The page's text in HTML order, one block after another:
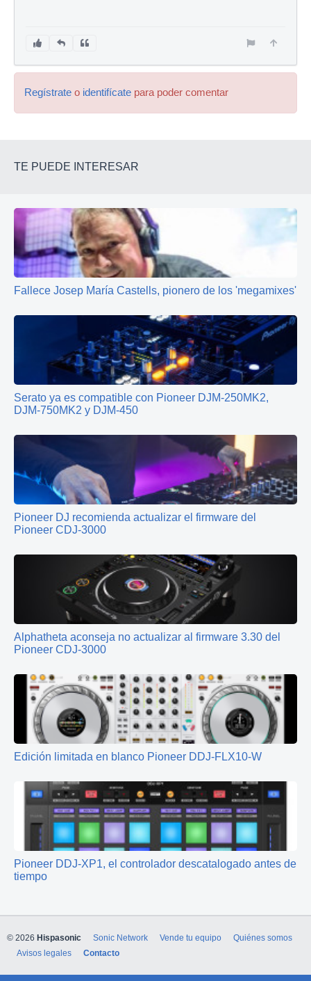
Regístrate o identifícate para poder comentar
TE PUEDE INTERESAR
Fallece Josep María Castells, pionero de los 'megamixes'
Serato ya es compatible con Pioneer DJM-250MK2,
DJM-750MK2 y DJM-450
Pioneer DJ recomienda actualizar el firmware del
Pioneer CDJ-3000
Alphatheta aconseja no actualizar al firmware 3.30 del
Pioneer CDJ-3000
Edición limitada en blanco Pioneer DDJ-FLX10-W
Pioneer DDJ-XP1, el controlador descatalogado antes de
tiempo
© 2026 Hispasonic Sonic Network Vende tu equipo
Quiénes somos
Avisos legales
Contacto